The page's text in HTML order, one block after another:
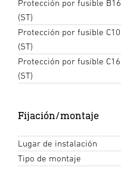
Protección por fusible B16
(ST)
Protección por fusible C10
(ST)
Protección por fusible C16
(ST)
Fijación/montaje
Lugar de instalación
Tipo de montaje